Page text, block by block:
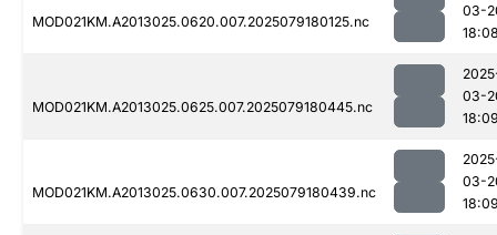
MOD021KM.A2013025.0620.007.2025079180125.nc
03-
MOD021KM.A2013025.0625.007.2025079180445.nc
03-
MOD021KM.A2013025.0630.007.2025079180439.nc
03-